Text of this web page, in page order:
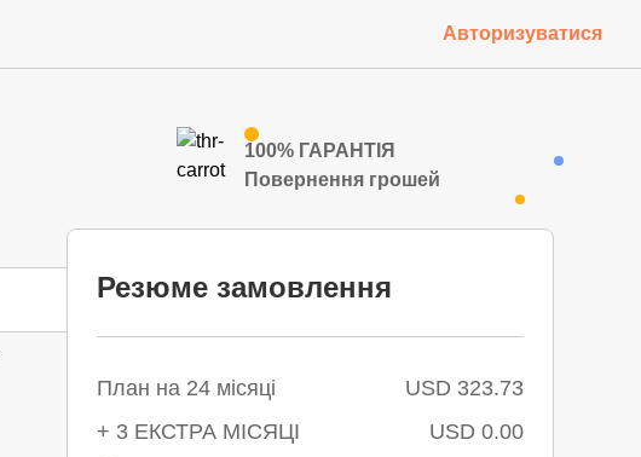
Авторизуватися
100% ГАРАНТІЯ
Повернення грошей
Резюме замовлення
План на 24 місяці
USD 323.73
+ 3 ЕКСТРА МІСЯЦІ
USD 0.00